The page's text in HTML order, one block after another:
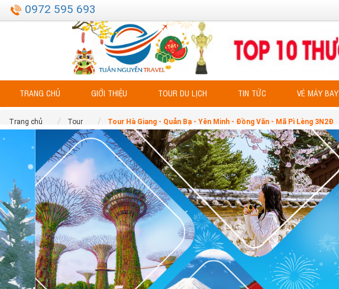
0972 595 693
TRANG CHỦ GIỚI THIỆU TOUR DU LỊCH TIN TỨC VÉ MÁY BAY
Trang chủ Tour Tour Hà Giang - Quản Bạ - Yên Minh - Đồng Văn - Mã Pì Lèng 3N2Đ